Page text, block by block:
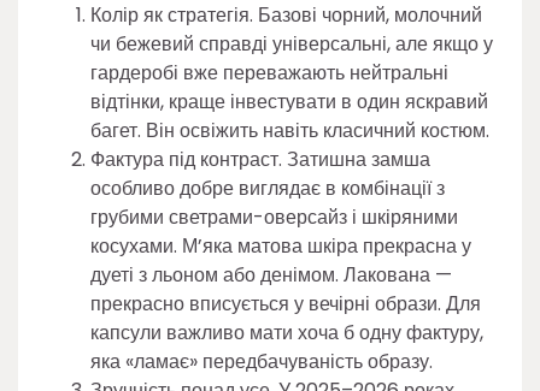
Колір як стратегія. Базові чорний, молочний
чи бежевий справді універсальні, але якщо у
гардеробі вже переважають нейтральні
відтінки, краще інвестувати в один яскравий
багет. Він освіжить навіть класичний костюм.
Фактура під контраст. Затишна замша
особливо добре виглядає в комбінації з
грубими светрами-оверсайз і шкіряними
косухами. М’яка матова шкіра прекрасна у
дуеті з льоном або денімом. Лакована —
прекрасно вписується у вечірні образи. Для
капсули важливо мати хоча б одну фактуру,
яка «ламає» передбачуваність образу.